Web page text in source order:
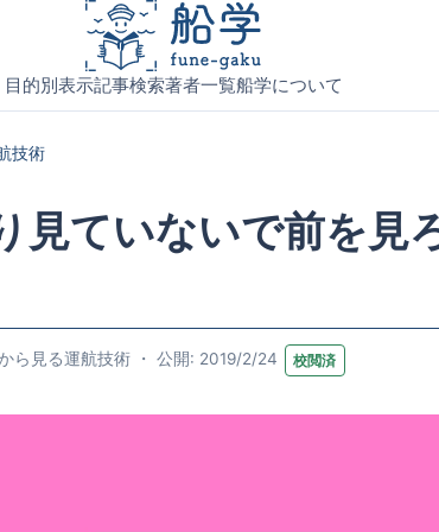
目的別表示記事検索著者一覧船学について
技術
見ていないで前を見
ら見る運航技術 ・ 公開: 2019/2/24 校閲済